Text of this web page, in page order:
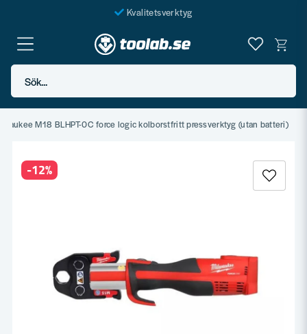
Kvalitetsverktyg
Fraktfritt över 999 SEK*
En järnhandel för alla
Sök...
M18 BLHPT-0C force logic kolborstfritt pressverktyg (utan batteri)
-12%